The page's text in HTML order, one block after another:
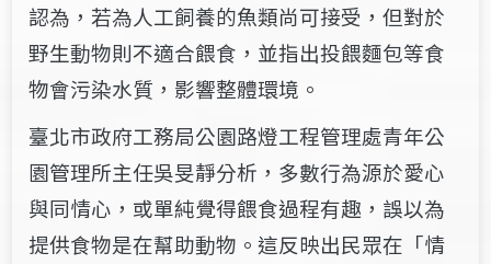
認為，若為人工飼養的魚類尚可接受，但對於
野生動物則不適合餵食，並指出投餵麵包等食
物會污染水質，影響整體環境。
臺北市政府工務局公園路燈工程管理處青年公
園管理所主任吳旻靜分析，多數行為源於愛心
與同情心，或單純覺得餵食過程有趣，誤以為
提供食物是在幫助動物。這反映出民眾在「情